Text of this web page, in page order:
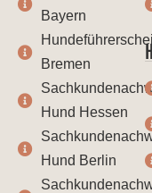
Bayern
Bremen
Hund Hessen
Hund Berlin